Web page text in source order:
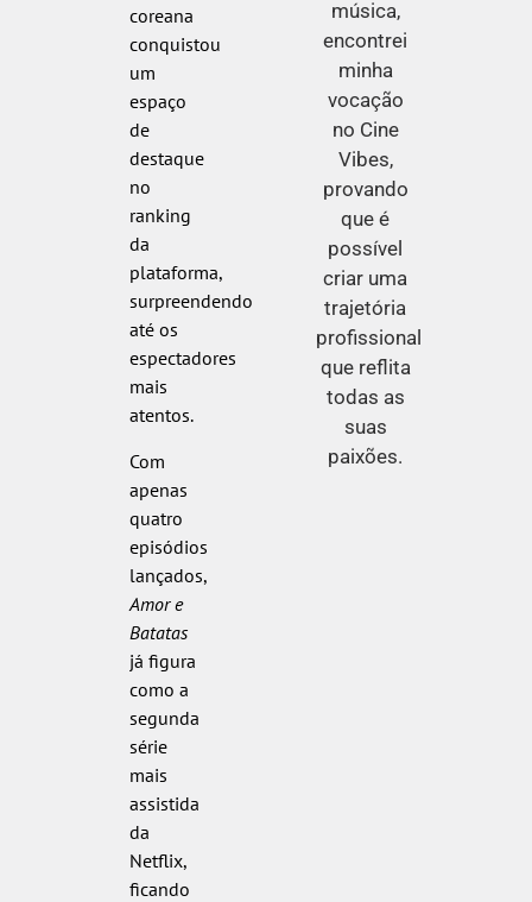
coreana
conquistou
um
espaço
de
destaque
no
ranking
da
plataforma,
surpreendendo
até os
espectadores
mais
atentos.
Com
apenas
quatro
episódios
lançados,
Amor e
Batatas
já figura
como a
segunda
série
mais
assistida
da
Netflix,
ficando
música,
encontrei
minha
vocação
no Cine
Vibes,
provando
que é
possível
criar uma
trajetória
profissional
que reflita
todas as
suas
paixões.